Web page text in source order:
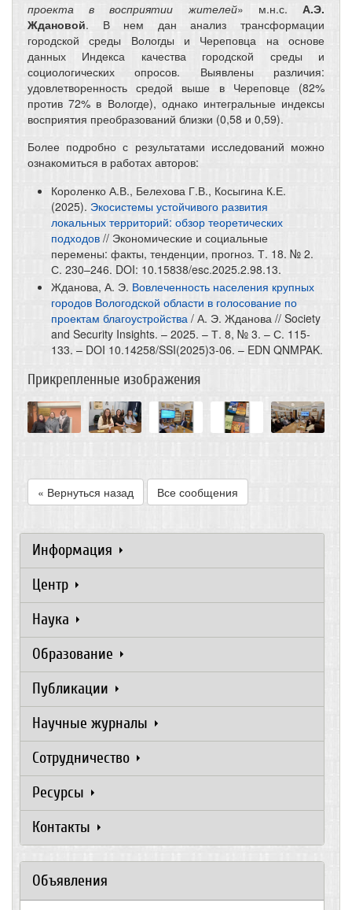
проекта в восприятии жителей» м.н.с.А.Э.
Ждановой. В нем дан анализ трансформации
городской среды Вологды и Череповца на основе
данных Индекса качества городской среды и
социологических опросов. Выявлены различия:
удовлетворенность средой выше в Череповце (82%
против 72% в Вологде), однако интегральные индексы
восприятия преобразований близки (0,58 и 0,59).
Более подробно с результатами исследований можно
ознакомиться в работах авторов:
Короленко А.В., Белехова Г.В., Косыгина К.Е.
(2025). Экосистемы устойчивого развития
локальных территорий: обзор теоретических
подходов // Экономические и социальные
перемены: факты, тенденции, прогноз. Т. 18. № 2.
С. 230–246. DOI: 10.15838/esc.2025.2.98.13.
Жданова, А. Э. Вовлеченность населения крупных
городов Вологодской области в голосование по
проектам благоустройства / А. Э. Жданова // Society
and Security Insights. – 2025. – Т. 8, № 3. – С. 115-
133. – DOI 10.14258/SSI(2025)3-06. – EDN QNMPAK.
Прикрепленные изображения
« Вернуться назад Все сообщения
Информация
Центр
Наука
Образование
Публикации
Научные журналы
Сотрудничество
Ресурсы
Контакты
Объявления